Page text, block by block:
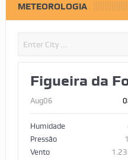
METEOROLOGIA
Figueira da
Aug06
Humidade
Pressão
Vento